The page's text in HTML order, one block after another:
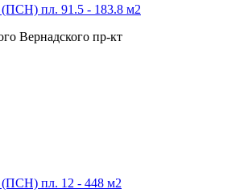
пл. 91.5 - 183.8 м2
Вернадского пр-кт
пл. 12 - 448 м2